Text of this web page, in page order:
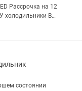
ПО ГОРОДУ
состоянии